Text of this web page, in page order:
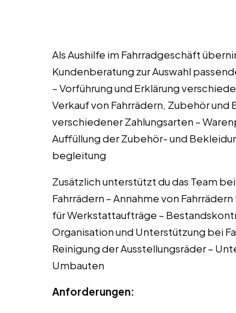
Als Aushilfe im Fahrradgeschäft
Kundenberatung zur Auswahl
– Vorführung und Erklärung
Verkauf von Fahrrädern, Zubehör
verschiedener Zahlungsarten –
Auffüllung der Zubehör- und
begleitung
Zusätzlich unterstützt du das Team
Fahrrädern – Annahme von
für Werkstattaufträge –
Organisation und Unterstützung bei
Reinigung der Ausstellungsräder –
Umbauten
Anforderungen: